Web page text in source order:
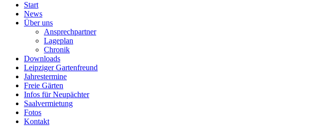
Start
News
Über uns
Ansprechpartner
Lageplan
Chronik
Downloads
Leipziger Gartenfreund
Jahrestermine
Freie Gärten
Infos für Neupächter
Saalvermietung
Fotos
Kontakt